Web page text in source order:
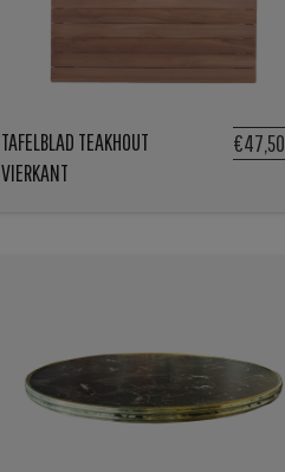
TAFELBLAD TEAKHOUT
VIERKANT
€47,50